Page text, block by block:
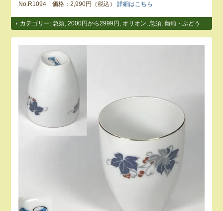
No.R1094 価格：2,990円（税込）詳細はこちら
カテゴリー:急須 ,2000円から2999円 オリオン ,急須 ,葡萄・ぶどう